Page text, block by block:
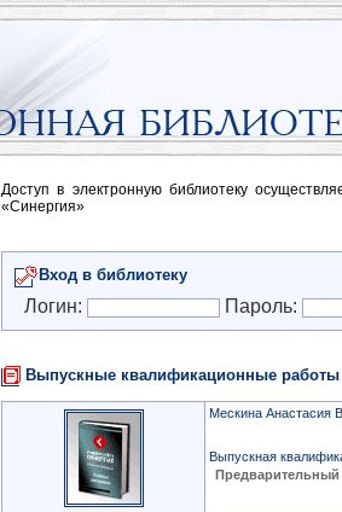
Доступ в электронную библиотеку
«Синергия»
Вход в библиотеку
Логин: Пароль:
Выпускные квалификационные работы
Мескина Анастасия
Выпускная
Предварительный